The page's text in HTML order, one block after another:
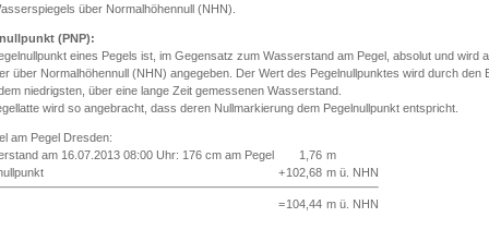
über Normalhöhennull (NHN).
(PNP):
eines Pegels ist, im Gegensatz zum Wasserstand am Pegel, absolut und wird
über Normalhöhennull (NHN) angegeben. Der Wert des Pegelnullpunktes wird durch den
niedrigsten, über eine lange Zeit gemessenen Wasserstand.
wird so angebracht, dass deren Nullmarkierung dem Pegelnullpunkt entspricht.
am Pegel Dresden:
am 16.07.2013 08:00 Uhr: 176 cm am Pegel
1,76 m
+102,68 m ü. NHN
=104,44 m ü. NHN